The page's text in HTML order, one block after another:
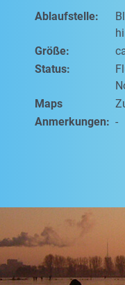
Ablaufstelle:
Größe:
Status:
Maps
Anmerkungen: -